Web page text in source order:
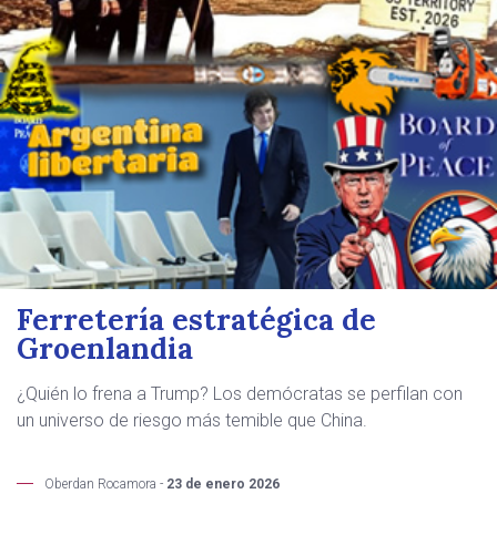
Ferretería estratégica de
Groenlandia
¿Quién lo frena a Trump? Los demócratas se perfilan con
un universo de riesgo más temible que China.
Oberdan Rocamora - 23 de enero 2026